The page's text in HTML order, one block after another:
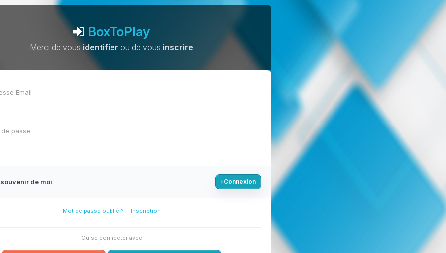
BoxToPlay
Merci de vousidentifier ou de vous inscrire
de moi Connexion
Mot de passe oublié ? - Inscription
Ou se connecter avec